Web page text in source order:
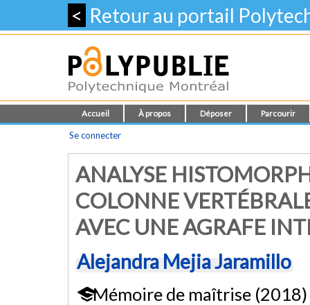
< Retour au portail
Accueil À propos Déposer Parcourir
Se connecter
ANALYSE
COLONNE
AVEC UNE AGRAFE
Alejandra Mejia Jaramillo
Mémoire de maîtrise (2018)